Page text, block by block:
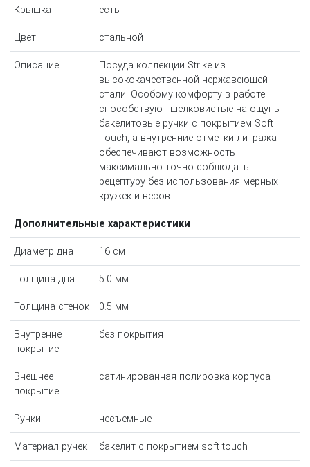
Крышка есть
Цвет стальной
Описание
Посуда коллекции Strike из
высококачественной нержавеющей
стали. Особому комфорту в работе
способствуют шелковистые на ощупь
бакелитовые ручки с покрытием Soft
Touch, а внутренние отметки литража
обеспечивают возможность
максимально точно соблюдать
рецептуру без использования мерных
кружек и весов.
Дополнительные характеристики
Диаметр дна 16 см
Толщина дна 5.0 мм
Толщина стенок 0.5 мм
Внутренне
покрытие
без покрытия
Внешнее
покрытие
сатинированная полировка корпуса
Ручки несъемные
Материал ручек бакелит с покрытием soft touch